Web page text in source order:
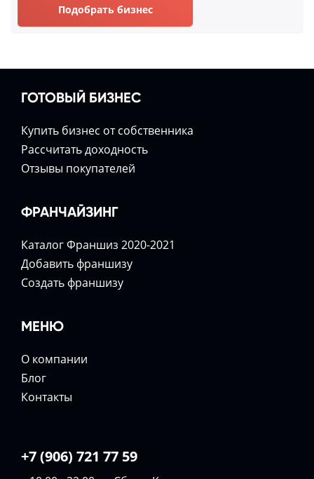
Подобрать бизнес
ГОТОВЫЙ БИЗНЕС
Купить бизнес от собственника
Расcчитать доходность
Отзывы покупателей
ФРАНЧАЙЗИНГ
Каталог Франшиз 2020-2021
Добавить франшизу
Создать франшизу
МЕНЮ
О компании
Блог
Контакты
+7 (906) 721 77 59